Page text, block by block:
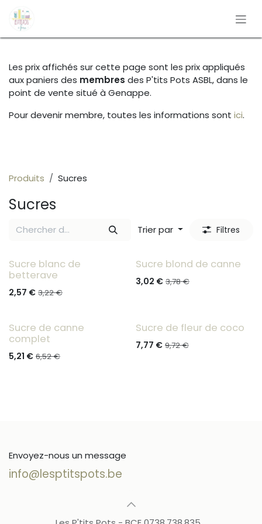
Les prix affichés sur cette page sont les prix appliqués
aux paniers des membres des P'tits Pots ASBL, dans le
point de vente situé à Genappe.
Pour devenir membre, toutes les informations sont ici.
Produits Sucres
Sucres
Trier par Filtres
Sucre blanc de
betterave
2,57 € 3,22€
Sucre blond de canne
3,02 € 3,78€
Sucre de canne
complet
5,21 € 6,52€
Sucre de fleur de coco
7,77 € 9,72€
Envoyez-nous un message
info@lesptitspots.be